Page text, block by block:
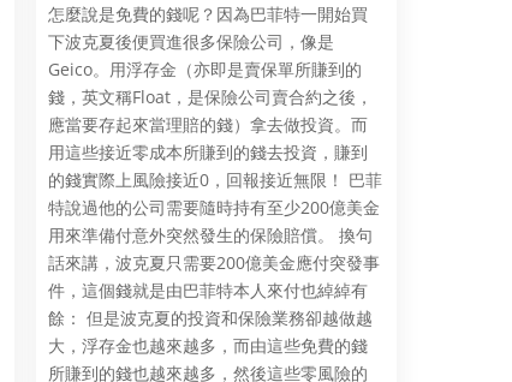
怎麼說是免費的錢呢？因為巴菲特一開始買
下波克夏後便買進很多保險公司，像是
Geico。用浮存金（亦即是賣保單所賺到的
錢，英文稱Float，是保險公司賣合約之後，
應當要存起來當理賠的錢）拿去做投資。而
用這些接近零成本所賺到的錢去投資，賺到
的錢實際上風險接近0，回報接近無限！ 巴菲
特說過他的公司需要隨時持有至少200億美金
用來準備付意外突然發生的保險賠償。 換句
話來講，波克夏只需要200億美金應付突發事
件，這個錢就是由巴菲特本人來付也綽綽有
餘： 但是波克夏的投資和保險業務卻越做越
大，浮存金也越來越多，而由這些免費的錢
所賺到的錢也越來越多，然後這些零風險的